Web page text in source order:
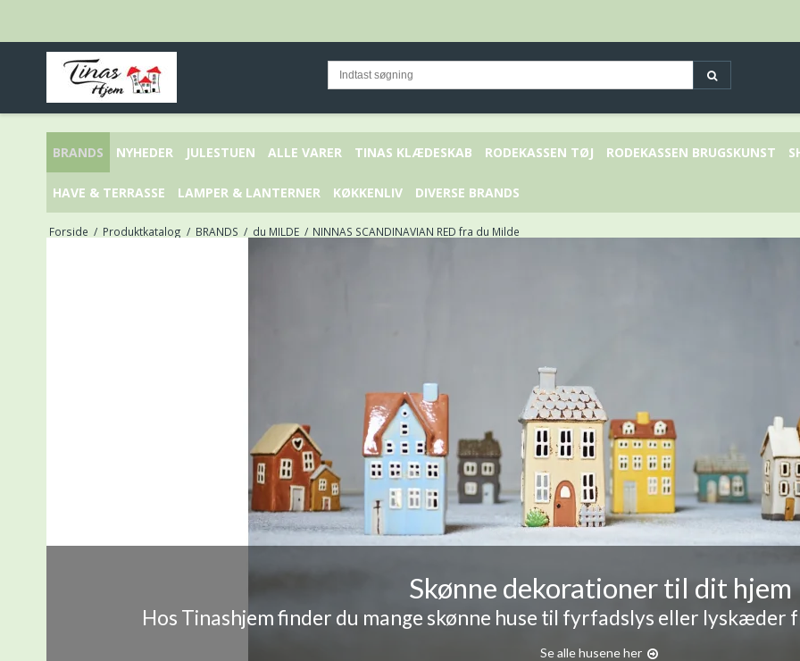
BRANDS NYHEDER JULESTUEN ALLE VARER TINAS KLÆDESKAB RODEKASSEN TØJ RODEKASSEN BRUGSKUNST
HAVE & TERRASSE LAMPER & LANTERNER KØKKENLIV DIVERSE BRANDS
Forside / Produktkatalog / BRANDS / du MILDE / NINNAS SCANDINAVIAN RED fra du Milde
Skønne dekorationer til dit hjem
Hos Tinashjem finder du mange skønne huse til fyrfadslys eller lyskæder
Se alle husene her